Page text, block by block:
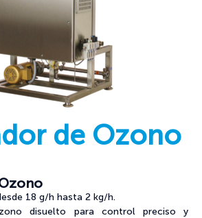
de Ozono
18 g/h hasta 2 kg/h.
disuelto para control preciso y